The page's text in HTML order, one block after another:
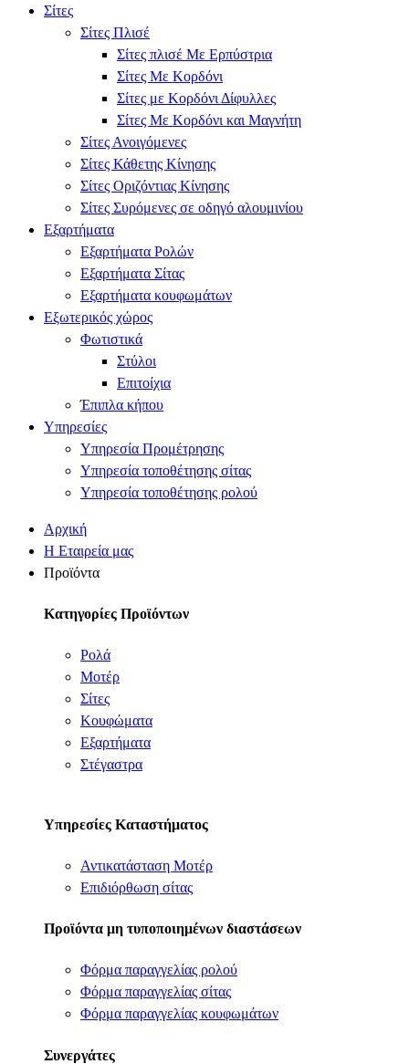
Σίτες
Σίτες Πλισέ
Σίτες πλισέ Με Ερπύστρια
Σίτες Με Κορδόνι
Σίτες με Κορδόνι Δίφυλλες
Σίτες Με Κορδόνι και Μαγνήτη
Σίτες Ανοιγόμενες
Σίτες Κάθετης Κίνησης
Σίτες Οριζόντιας Κίνησης
Σίτες Συρόμενες σε οδηγό αλουμινίου
Εξαρτήματα
Εξαρτήματα Ρολών
Εξαρτήματα Σίτας
Εξαρτήματα κουφωμάτων
Εξωτερικός χώρος
Φωτιστικά
Στύλοι
Επιτοίχια
Έπιπλα κήπου
Υπηρεσίες
Υπηρεσία Προμέτρησης
Υπηρεσία τοποθέτησης σίτας
Υπηρεσία τοποθέτησης ρολού
Αρχική
Η Εταιρεία μας
Προϊόντα
Κατηγορίες Προϊόντων
Ρολά
Μοτέρ
Σίτες
Κουφώματα
Εξαρτήματα
Στέγαστρα
Υπηρεσίες Καταστήματος
Αντικατάσταση Μοτέρ
Επιδιόρθωση σίτας
Προϊόντα μη τυποποιημένων διαστάσεων
Φόρμα παραγγελίας ρολού
Φόρμα παραγγελίας σίτας
Φόρμα παραγγελίας κουφωμάτων
Συνεργάτες